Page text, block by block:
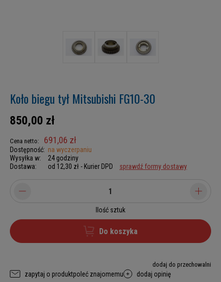
Koło biegu tył Mitsubishi FG10-30
850,00 zł
Cena netto: 691,06 zł
Dostępność: na wyczerpaniu
Wysyłka w:
24 godziny
Dostawa:
od 12,30 zł - Kurier DPD sprawdź formy dostawy
Ilość sztuk
Do koszyka
dodaj do przechowalni
zapytaj o produktpoleć znajomemu dodaj opinię